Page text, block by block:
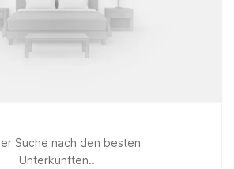
Suche nach den besten
Unterkünften..